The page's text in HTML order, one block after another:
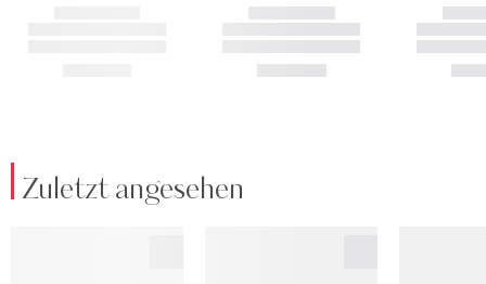
Zuletzt angesehen